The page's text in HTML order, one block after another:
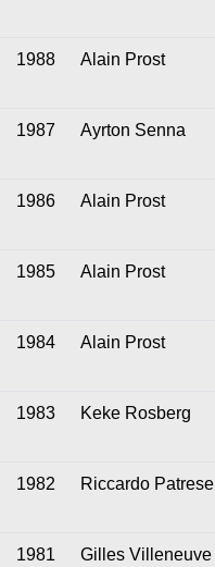
1988 Alain Prost
1987 Ayrton Senna
1986 Alain Prost
1985 Alain Prost
1984 Alain Prost
1983 Keke Rosberg
1982 Riccardo Patrese
1981 Gilles Villeneuve